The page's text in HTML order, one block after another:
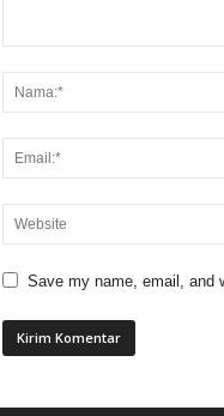
Save my name, email, and